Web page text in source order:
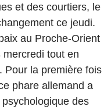
et des courtiers, le
ce jeudi.
au Proche-Orient
tout en
Pour la première fois
phare allemand a
des